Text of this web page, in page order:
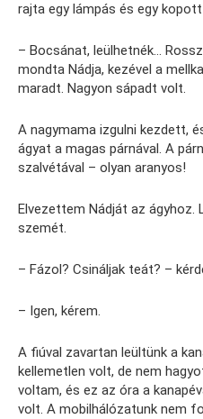
rajta egy lámpás és egy kopott
– Bocsánat, leülhetnék…
mondta Nádja, kezével a
maradt. Nagyon sápadt volt.
A nagymama izgulni kezdett,
ágyat a magas párnával. A
szalvétával – olyan aranyos!
Elvezettem Nádját az
szemét.
– Fázol? Csináljak teát? –
– Igen, kérem.
A fiúval zavartan leültünk a
kellemetlen volt, de nem
voltam, és ez az óra a
volt. A mobilhálózatunk nem